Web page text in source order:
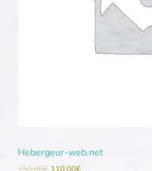
Hebergeur-web.net
150,00€ 110,00€